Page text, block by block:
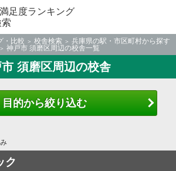
足度ランキング
・比較 校舎検索
兵庫県の駅・市区町村から探す
神戸市 須磨区周辺の校舎一覧
須磨区周辺の校舎
目的から絞り込む
ク